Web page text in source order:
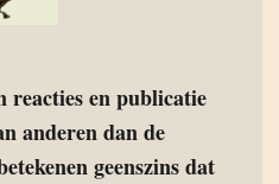
reacties en publicatie
anderen dan de
geenszins dat